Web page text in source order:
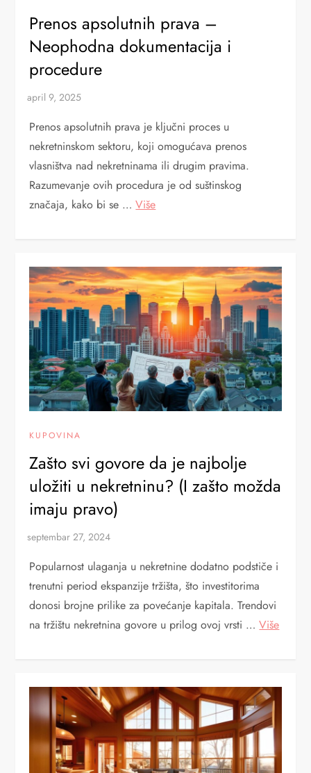
Prenos apsolutnih prava –
Neophodna dokumentacija i
procedure
Prenos apsolutnih prava je ključni proces u
nekretninskom sektoru, koji omogućava prenos
vlasništva nad nekretninama ili drugim pravima.
Razumevanje ovih procedura je od suštinskog
značaja, kako bi se …Više
KUPOVINA
Zašto svi govore da je najbolje
uložiti u nekretninu? (I zašto možda
imaju pravo)
Popularnost ulaganja u nekretnine dodatno podstiče i
trenutni period ekspanzije tržišta, što investitorima
donosi brojne prilike za povećanje kapitala. Trendovi
na tržištu nekretnina govore u prilog ovoj vrsti …Više